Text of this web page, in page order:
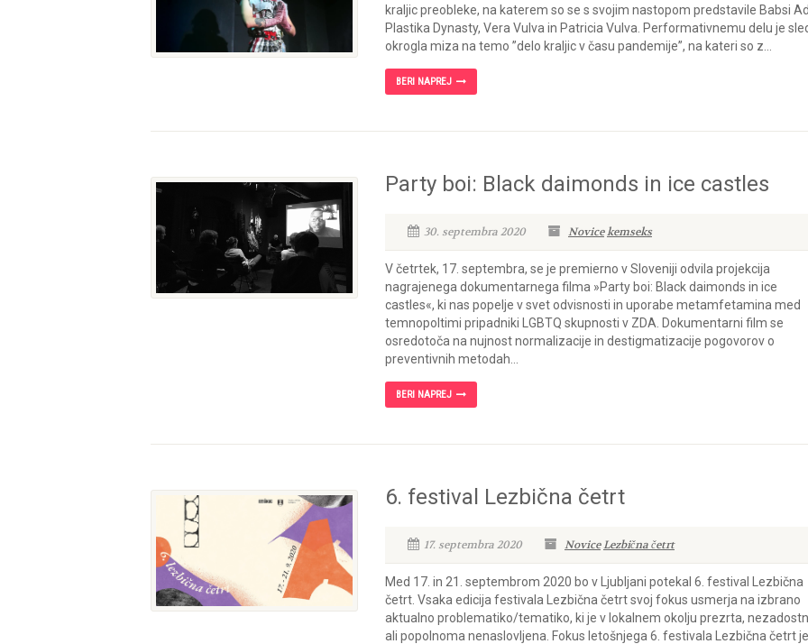
kraljic preobleke, na katerem so se s svojim nastopom predstavile Babsi
Plastika Dynasty, Vera Vulva in Patricia Vulva. Performativnemu delu je
okrogla miza na temo ”delo kraljic v času pandemije”, na kateri so z...
BERI NAPREJ
Party boi: Black daimonds in ice castles
30. septembra 2020 Novicekemseks
V četrtek, 17. septembra, se je premierno v Sloveniji odvila projekcija
nagrajenega dokumentarnega filma »Party boi: Black daimonds in ice
castles«, ki nas popelje v svet odvisnosti in uporabe metamfetamina med
temnopoltimi pripadniki LGBTQ skupnosti v ZDA. Dokumentarni film se
osredotoča na nujnost normalizacije in destigmatizacije pogovorov o
preventivnih metodah...
BERI NAPREJ
6. festival Lezbična četrt
17. septembra 2020 NoviceLezbična četrt
Med 17. in 21. septembrom 2020 bo v Ljubljani potekal 6. festival Lezbična
četrt. Vsaka edicija festivala Lezbična četrt svoj fokus usmerja na izbrano
aktualno problematiko/tematiko, ki je v lokalnem okolju prezrta,
ali popolnoma nenaslovljena. Fokus letošnjega 6. festivala Lezbična četrt je